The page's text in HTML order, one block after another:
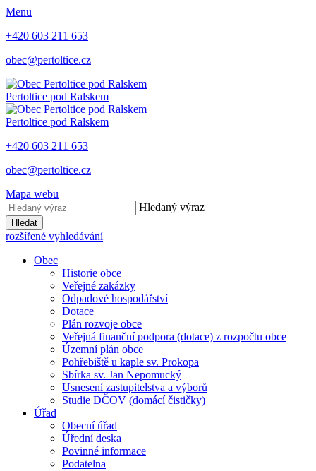
Menu
+420 603 211 653
obec@pertoltice.cz
Pertoltice pod Ralskem
Pertoltice pod Ralskem
+420 603 211 653
obec@pertoltice.cz
Mapa webu
Hledaný výraz
Hledat
rozšířené vyhledávání
Obec
Historie obce
Veřejné zakázky
Odpadové hospodářství
Dotace
Plán rozvoje obce
Veřejná finanční podpora (dotace) z rozpočtu obce
Územní plán obce
Pohřebiště u kaple sv. Prokopa
Sbírka sv. Jan Nepomucký
Usnesení zastupitelstva a výborů
Studie DČOV (domácí čističky)
Úřad
Obecní úřad
Úřední deska
Povinné informace
Podatelna